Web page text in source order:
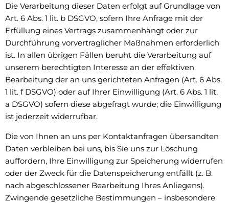
Die Verarbeitung dieser Daten erfolgt auf Grundlage von
Art. 6 Abs. 1 lit. b DSGVO, sofern Ihre Anfrage mit der
Erfüllung eines Vertrags zusammenhängt oder zur
Durchführung vorvertraglicher Maßnahmen erforderlich
ist. In allen übrigen Fällen beruht die Verarbeitung auf
unserem berechtigten Interesse an der effektiven
Bearbeitung der an uns gerichteten Anfragen (Art. 6 Abs.
1 lit. f DSGVO) oder auf Ihrer Einwilligung (Art. 6 Abs. 1 lit.
a DSGVO) sofern diese abgefragt wurde; die Einwilligung
ist jederzeit widerrufbar.
Die von Ihnen an uns per Kontaktanfragen übersandten
Daten verbleiben bei uns, bis Sie uns zur Löschung
auffordern, Ihre Einwilligung zur Speicherung widerrufen
oder der Zweck für die Datenspeicherung entfällt (z. B.
nach abgeschlossener Bearbeitung Ihres Anliegens).
Zwingende gesetzliche Bestimmungen – insbesondere